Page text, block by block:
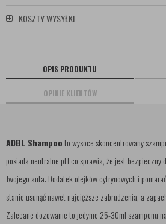
KOSZTY WYSYŁKI
OPIS PRODUKTU
OPINIE KLIENTÓW
ADBL Shampooto wysoce skoncentrowany
posiada neutralne pH co sprawia, że jest bezpieczny
Twojego auta. Dodatek olejków cytrynowych i
stanie usunąć nawet najcięższe zabrudzenia, a
Zalecane dozowanie to jedynie 25-30ml szamponu